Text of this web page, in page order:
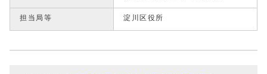
担当局等 淀川区役所